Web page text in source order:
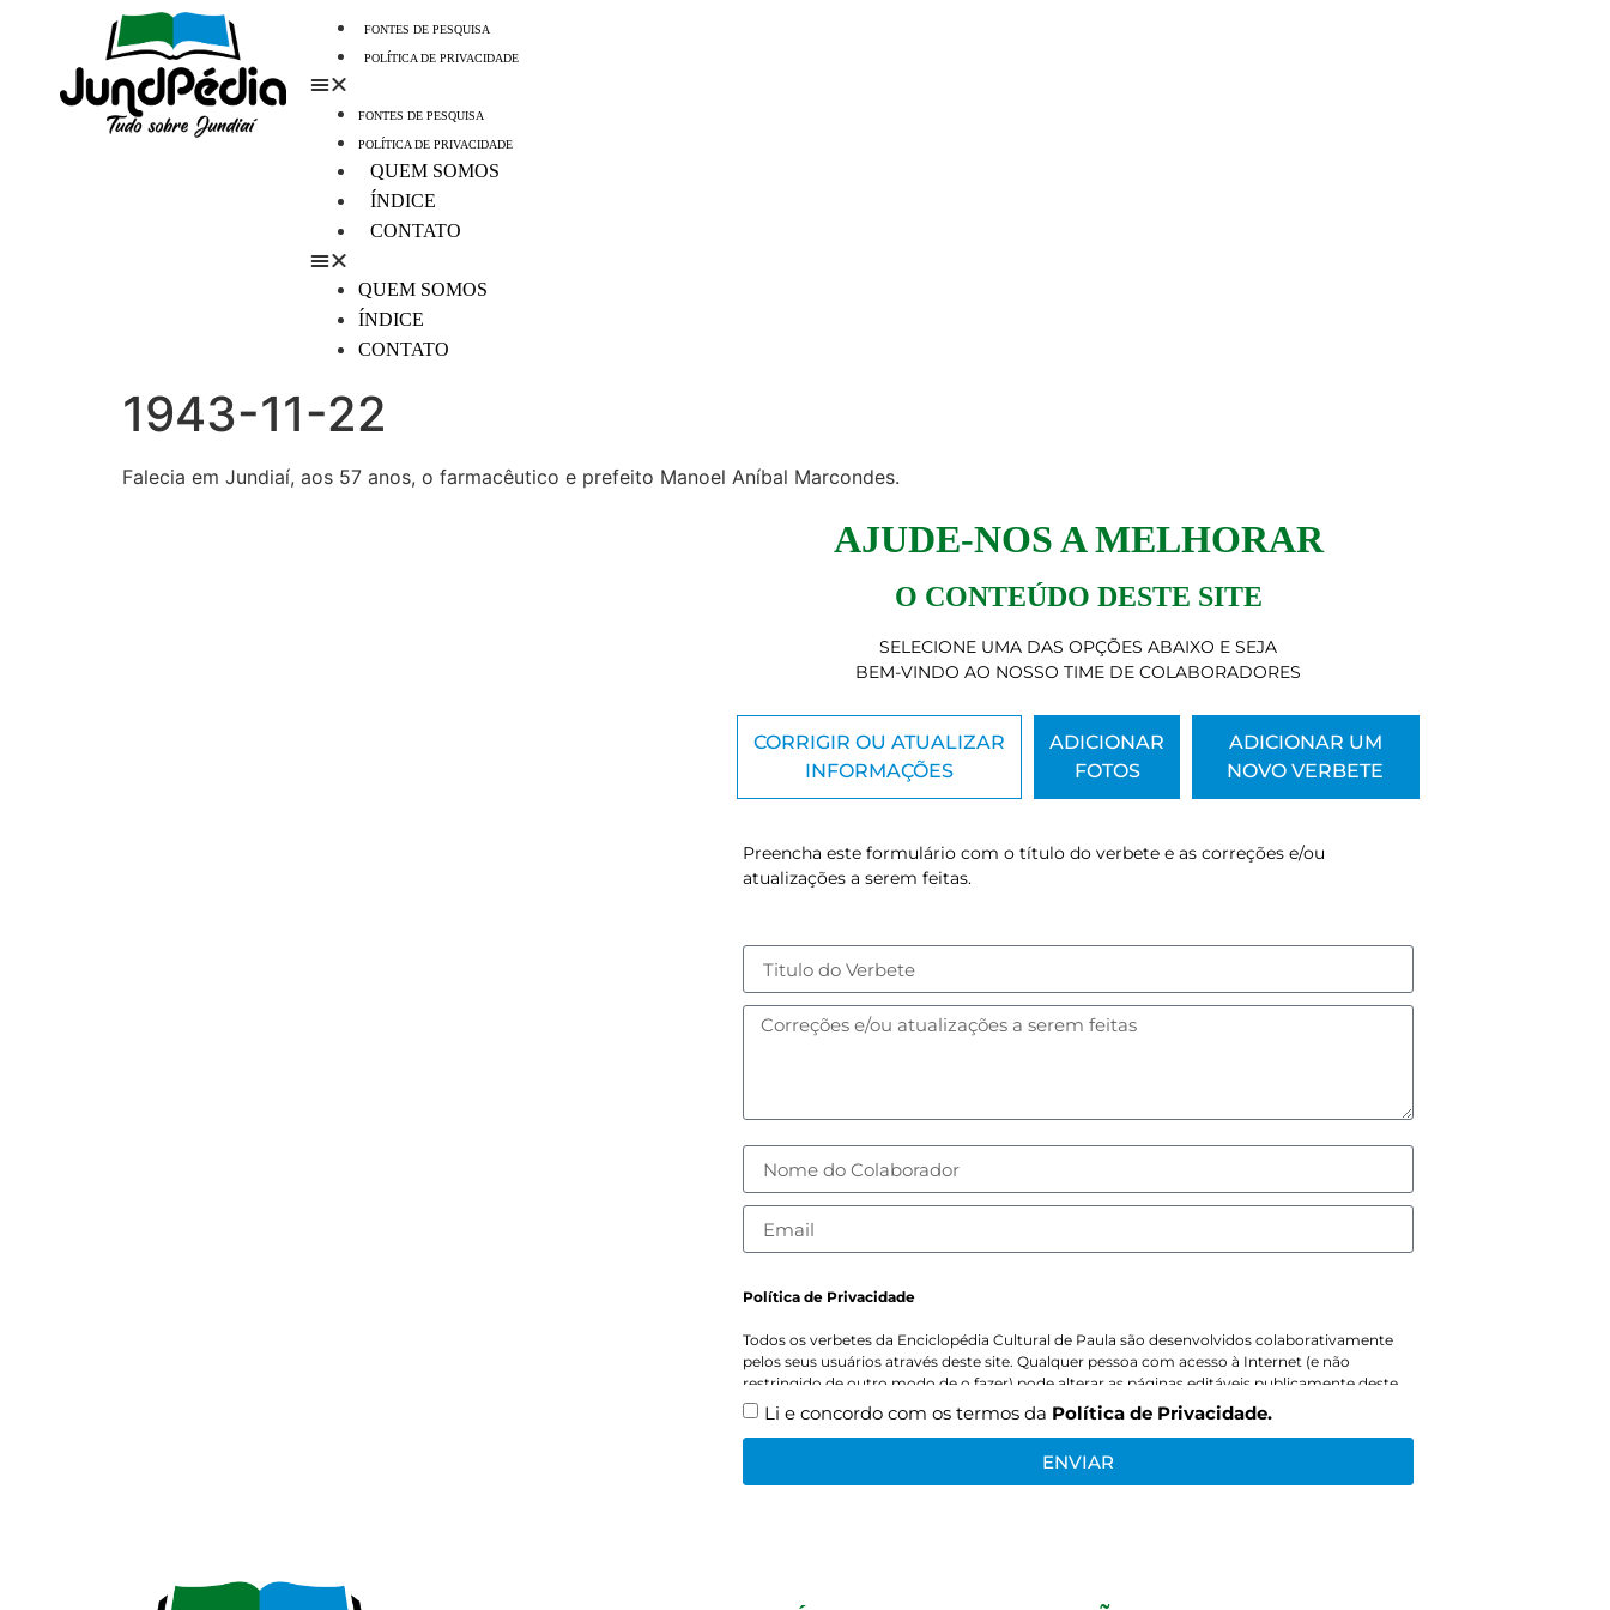
FONTES DE PESQUISA
POLÍTICA DE PRIVACIDADE
FONTES DE PESQUISA
POLÍTICA DE PRIVACIDADE
QUEM SOMOS
ÍNDICE
CONTATO
QUEM SOMOS
ÍNDICE
CONTATO
1943-11-22
Falecia em Jundiaí, aos 57 anos, o farmacêutico e prefeito Manoel Aníbal Marcondes.
AJUDE-NOS A MELHORAR
O CONTEÚDO DESTE SITE
SELECIONE UMA DAS OPÇÕES ABAIXO E SEJA
BEM-VINDO AO NOSSO TIME DE COLABORADORES
CORRIGIR OU ATUALIZAR
INFORMAÇÕES
ADICIONAR
FOTOS
ADICIONAR UM
NOVO VERBETE
Preencha este formulário com o título do verbete e as correções e/ou
atualizações a serem feitas.
Política de Privacidade
Todos os verbetes da Enciclopédia Cultural de Paula são desenvolvidos colaborativamente
pelos seus usuários através deste site. Qualquer pessoa com acesso à Internet (e não
restringido de outro modo de o fazer) pode alterar as páginas editáveis publicamente deste
site, estando ou não autenticado (usuário registrado). Ao fazer isto, os editores criam um
identificados como os autores de tais mudanças. Todas as contribuições efetuadas em um
projeto, bem como toda a informação disponível publicamente sobre estas alterações, ficam
Li e concordo com os termos da Política de Privacidade.
ENVIAR